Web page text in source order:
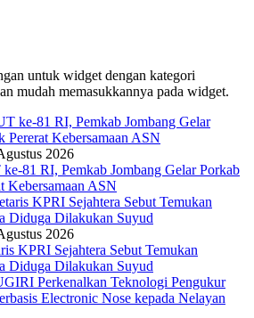
untuk widget dengan kategori
mudah memasukkannya pada widget.
2026
81 RI, Pemkab Jombang Gelar Porkab
Kebersamaan ASN
2026
KPRI Sejahtera Sebut Temukan
Diduga Dilakukan Suyud